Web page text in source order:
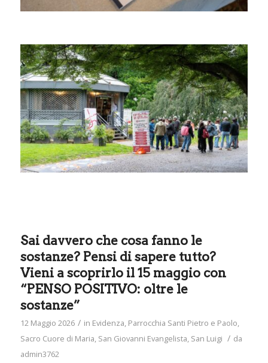
Sai davvero che cosa fanno le
sostanze? Pensi di sapere tutto?
Vieni a scoprirlo il 15 maggio con
“PENSO POSITIVO: oltre le
sostanze”
12 Maggio 2026 / in Evidenza, Parrocchia Santi Pietro e Paolo,
Sacro Cuore di Maria, San Giovanni Evangelista, San Luigi / da
admin3762